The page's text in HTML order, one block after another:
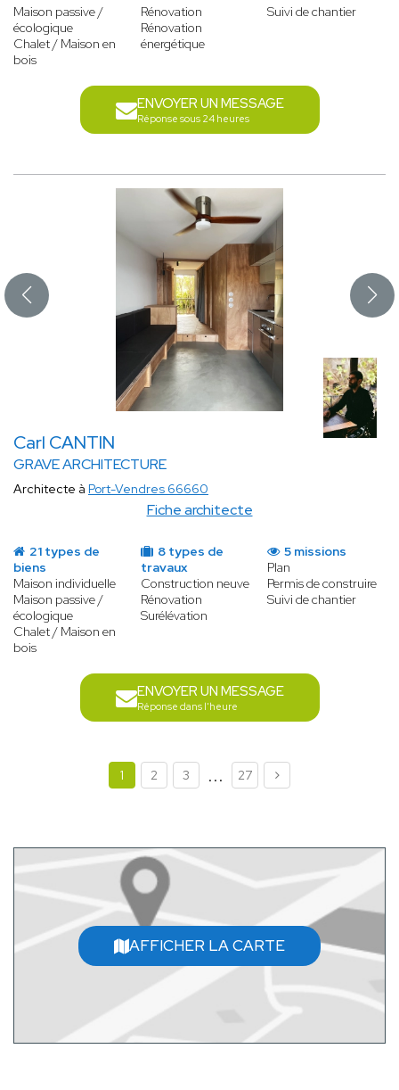
Maison passive /
écologique
Chalet / Maison en
bois
Rénovation
Rénovation
énergétique
Suivi de chantier
ENVOYER UN MESSAGE
Réponse sous 24 heures
Carl CANTIN
GRAVE ARCHITECTURE
Fiche architecte
Architecte à Port-Vendres 66660
21 types de
biens
Maison individuelle
Maison passive /
écologique
Chalet / Maison en
bois
8 types de
travaux
Construction neuve
Rénovation
Surélévation
5 missions
Plan
Permis de construire
Suivi de chantier
ENVOYER UN MESSAGE
Réponse dans l'heure
1 2 3 ... 27
AFFICHER LA CARTE